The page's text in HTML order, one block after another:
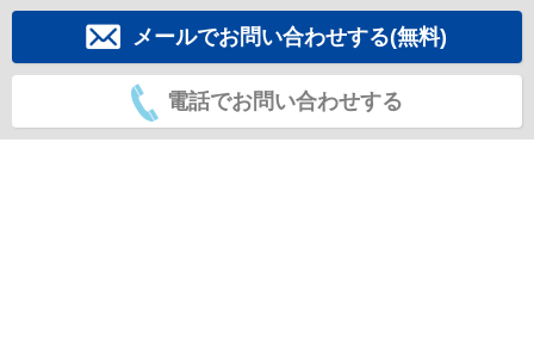
メールでお問い合わせする(無料)
電話でお問い合わせする